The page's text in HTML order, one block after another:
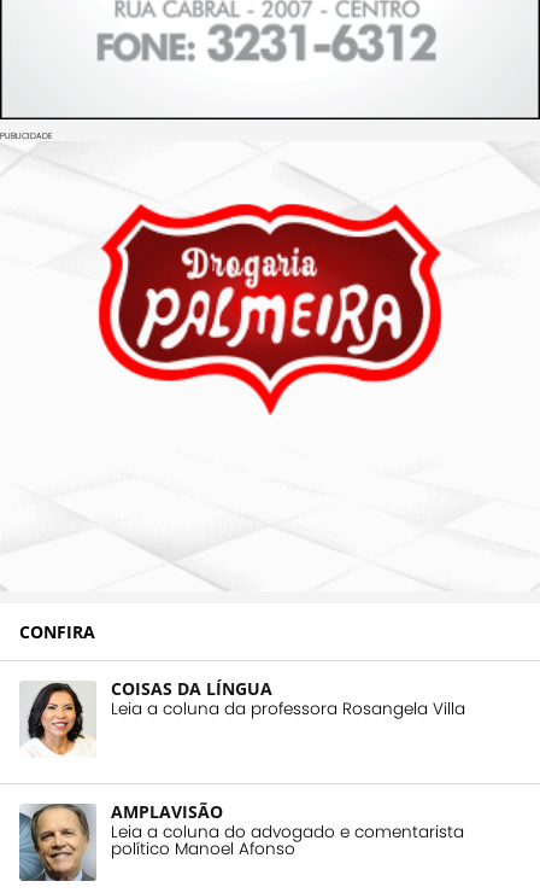
PUBLICIDADE
CONFIRA
COISAS DA LÍNGUA
Leia a coluna da professora Rosangela Villa
AMPLAVISÃO
Leia a coluna do advogado e comentarista
político Manoel Afonso